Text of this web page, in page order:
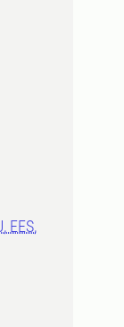
EES,